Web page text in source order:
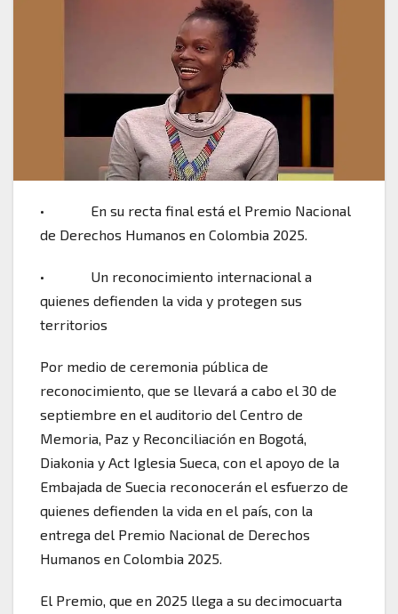
• En su recta final está el Premio Nacional
de Derechos Humanos en Colombia 2025.
• Un reconocimiento internacional a
quienes defienden la vida y protegen sus
territorios
Por medio de ceremonia pública de
reconocimiento, que se llevará a cabo el 30 de
septiembre en el auditorio del Centro de
Memoria, Paz y Reconciliación en Bogotá,
Diakonia y Act Iglesia Sueca, con el apoyo de la
Embajada de Suecia reconocerán el esfuerzo de
quienes defienden la vida en el país, con la
entrega del Premio Nacional de Derechos
Humanos en Colombia 2025.
El Premio, que en 2025 llega a su decimocuarta